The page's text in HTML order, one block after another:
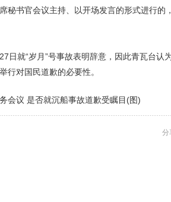
秘书官会议主持、以开场发言的形式进行的
就“岁月”号事故表明辞意，因此青瓦台认
行对国民道歉的必要性。
会议 是否就沉船事故道歉受瞩目(图)
分